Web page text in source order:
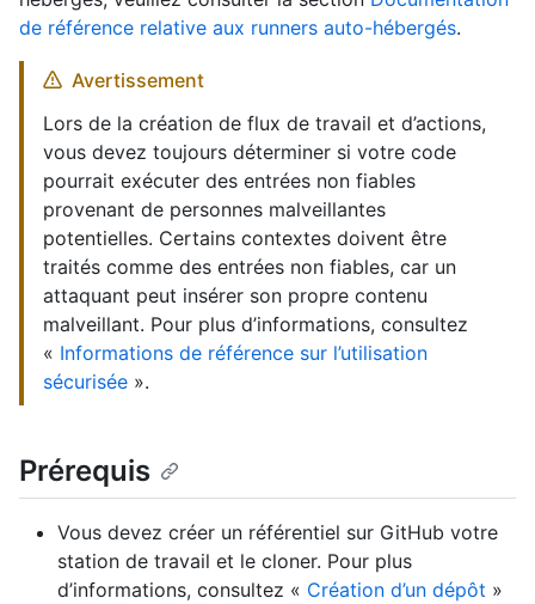
de référence relative aux runners auto-hébergés.
Avertissement
Lors de la création de flux de travail et d’actions,
vous devez toujours déterminer si votre code
pourrait exécuter des entrées non fiables
provenant de personnes malveillantes
potentielles. Certains contextes doivent être
traités comme des entrées non fiables, car un
attaquant peut insérer son propre contenu
malveillant. Pour plus d’informations, consultez
« Informations de référence sur l’utilisation
sécurisée ».
Prérequis
Vous devez créer un référentiel sur GitHub votre
station de travail et le cloner. Pour plus
d’informations, consultez « Création d’un dépôt »